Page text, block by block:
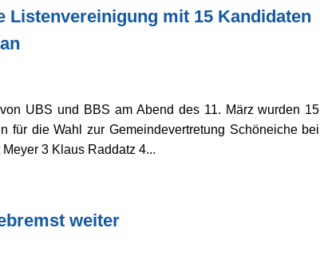
Listenvereinigung mit 15 Kandidaten
UBS und BBS am Abend des 11. März wurden 15
für die Wahl zur Gemeindevertretung Schöneiche bei
3 Klaus Raddatz 4...
weiter